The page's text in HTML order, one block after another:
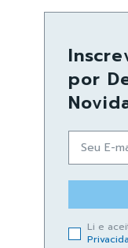
por
Li e